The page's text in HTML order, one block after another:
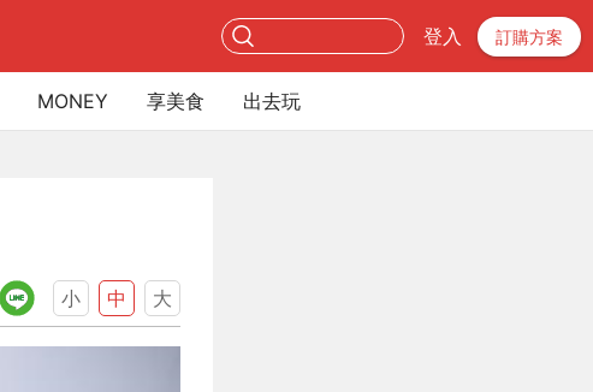
登入 訂購方案
MONEY 享美食 出去玩
小 中 大